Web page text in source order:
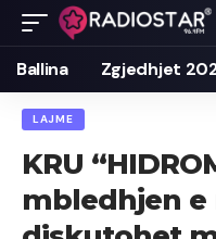
Ballina Zgjedhjet
LAJME
KRU
mbledhjen e